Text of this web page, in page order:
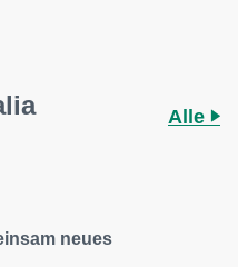
Alle
neues